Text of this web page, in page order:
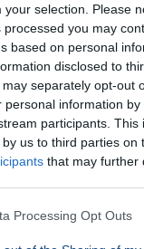
your selection. Please
you may
based on personal
disclosed to
separately opt-out
personal information
participants.
us to third parties on
that may further
Processing Opt Outs
elnök
nem lesz
neveiben,
három jelölt közül.
7.
várják a